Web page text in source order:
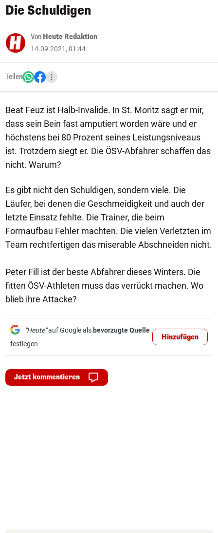
Die Schuldigen
Von Heute Redaktion
14.09.2021, 01:44
Teilen
Beat Feuz ist Halb-Invalide. In St. Moritz sagt er mir,
dass sein Bein fast amputiert worden wäre und er
höchstens bei 80 Prozent seines Leistungsniveaus
ist. Trotzdem siegt er. Die ÖSV-Abfahrer schaffen das
nicht. Warum?
Es gibt nicht den Schuldigen, sondern viele. Die
Läufer, bei denen die Geschmeidigkeit und auch der
letzte Einsatz fehlte. Die Trainer, die beim
Formaufbau Fehler machten. Die vielen Verletzten im
Team rechtfertigen das miserable Abschneiden nicht.
Peter Fill ist der beste Abfahrer dieses Winters. Die
fitten ÖSV-Athleten muss das verrückt machen. Wo
blieb ihre Attacke?
"Heute"auf Google als bevorzugte Quelle
festlegen
Hinzufügen
Jetzt kommentieren